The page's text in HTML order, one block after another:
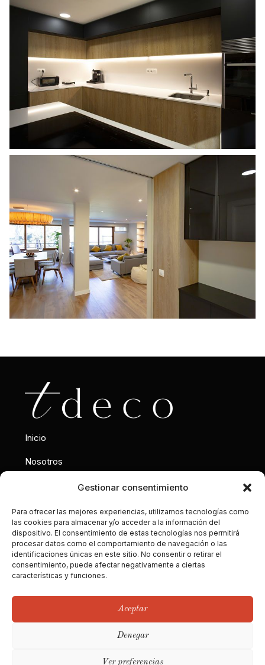
Gestionar consentimiento
Para ofrecer las mejores experiencias, utilizamos tecnologías como
las cookies para almacenar y/o acceder a la información del
dispositivo. El consentimiento de estas tecnologías nos permitirá
procesar datos como el comportamiento de navegación o las
identificaciones únicas en este sitio. No consentir o retirar el
consentimiento, puede afectar negativamente a ciertas
características y funciones.
Aceptar
Denegar
Ver preferencias
Inicio
Nosotros
Contacto
Calle Gobelas 17, 28023
Madrid
hola@territoriodeco.com